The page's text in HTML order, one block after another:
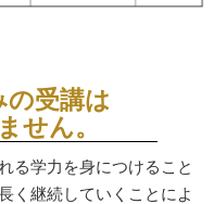
受講は
せん。
る学力を身につけること
く継続していくことによ